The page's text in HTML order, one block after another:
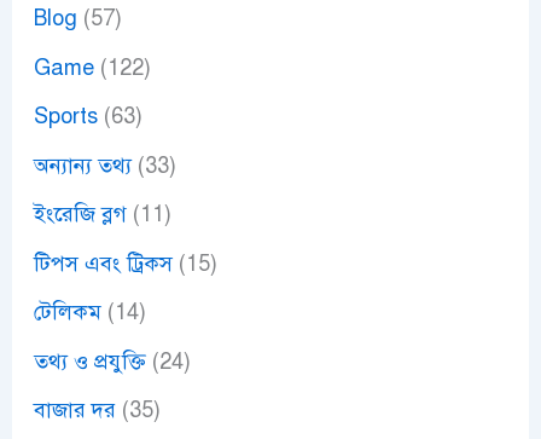
Blog (57)
Game(122)
Sports(63)
অন্যান্য তথ্য(33)
ইংরেজি ব্লগ(11)
টিপস এবং ট্রিকস(15)
টেলিকম(14)
তথ্য ও প্রযুক্তি(24)
বাজার দর(35)